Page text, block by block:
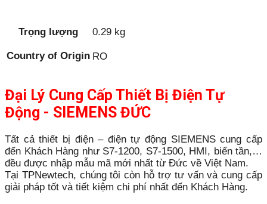
Trọng lượng 0.29 kg
Country of Origin RO
Đại Lý Cung Cấp Thiết Bị Điện Tự
Động - SIEMENS ĐỨC
Tất cả thiết bị điện – điện tự động SIEMENS cung cấp
đến Khách Hàng như S7-1200, S7-1500, HMI, biến tần,…
đều được nhập mẫu mã mới nhất từ Đức về Việt Nam.
Tại TPNewtech, chúng tôi còn hỗ trợ tư vấn và cung cấp
giải pháp tốt và tiết kiệm chi phí nhất đến Khách Hàng.